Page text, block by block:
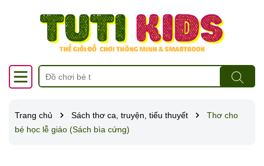
Trang chủ Sách thơ ca, truyện, tiểu thuyết
Thơ cho
bé học lễ giáo (Sách bìa cứng)